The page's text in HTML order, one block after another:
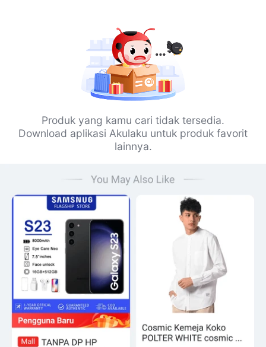
Produk yang kamu cari tidak tersedia.
Download aplikasi Akulaku untuk produk favorit
lainnya.